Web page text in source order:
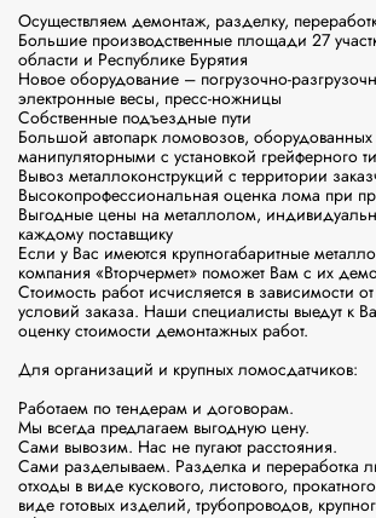
Осуществляем демонтаж, разделку,
Большие производственные площади 27
области и Республике Бурятия
Новое оборудование – погрузочно-
электронные весы, пресс-ножницы
Собственные подъездные пути
Большой автопарк ломовозов,
манипуляторными с установкой грейферного
Вывоз металлоконструкций с территории
Высокопрофессиональная оценка лома при
Выгодные цены на металлолом,
каждому поставщику
Если у Вас имеются крупногабаритные
компания «Вторчермет» поможет Вам с их
Стоимость работ исчисляется в зависимости
условий заказа. Наши специалисты выедут к
оценку стоимости демонтажных работ.
Для организаций и крупных ломосдатчиков:
Работаем по тендерам и договорам.
Мы всегда предлагаем выгодную цену.
Сами вывозим. Нас не пугают расстояния.
Сами разделываем. Разделка и переработка
отходы в виде кускового, листового,
виде готовых изделий, трубопроводов,